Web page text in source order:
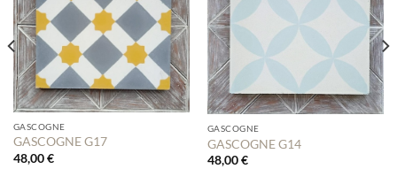
GASCOGNE
GASCOGNE G17
48,00€
GASCOGNE
GASCOGNE G14
48,00€